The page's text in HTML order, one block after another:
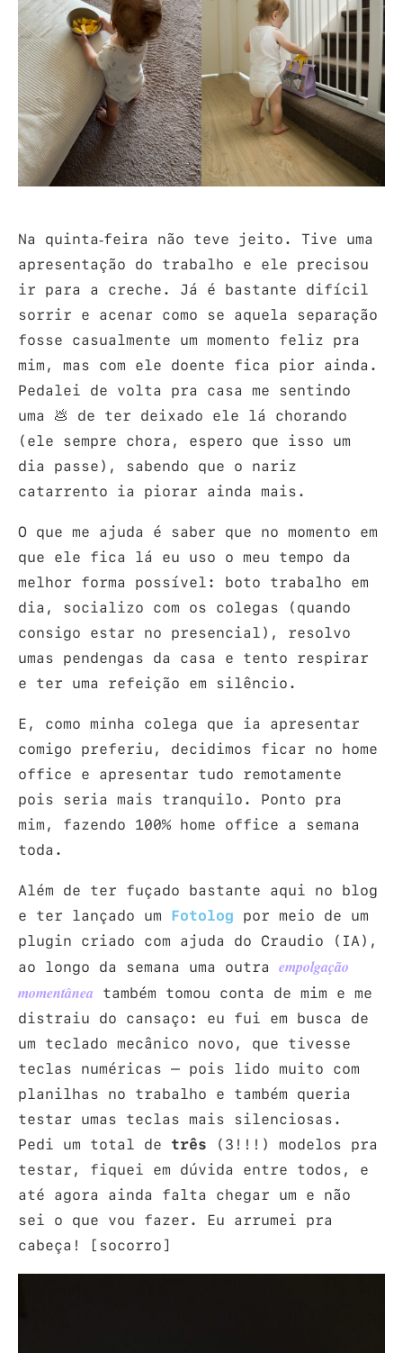
Na quinta-feira não teve jeito. Tive uma
apresentação do trabalho e ele precisou
ir para a creche. Já é bastante difícil
sorrir e acenar como se aquela separação
fosse casualmente um momento feliz pra
mim, mas com ele doente fica pior ainda.
Pedalei de volta pra casa me sentindo
uma 💩 de ter deixado ele lá chorando
(ele sempre chora, espero que isso um
dia passe), sabendo que o nariz
catarrento ia piorar ainda mais.
O que me ajuda é saber que no momento em
que ele fica lá eu uso o meu tempo da
melhor forma possível: boto trabalho em
dia, socializo com os colegas (quando
consigo estar no presencial), resolvo
umas pendengas da casa e tento respirar
e ter uma refeição em silêncio.
E, como minha colega que ia apresentar
comigo preferiu, decidimos ficar no home
office e apresentar tudo remotamente
pois seria mais tranquilo. Ponto pra
mim, fazendo 100% home office a semana
toda.
Além de ter fuçado bastante aqui no blog
e ter lançado um Fotolog por meio de um
plugin criado com ajuda do Craudio (IA),
ao longo da semana uma outra empolgação
momentânea também tomou conta de mim e me
distraiu do cansaço: eu fui em busca de
um teclado mecânico novo, que tivesse
teclas numéricas – pois lido muito com
planilhas no trabalho e também queria
testar umas teclas mais silenciosas.
Pedi um total de três (3!!!) modelos pra
testar, fiquei em dúvida entre todos, e
até agora ainda falta chegar um e não
sei o que vou fazer. Eu arrumei pra
cabeça! [socorro]